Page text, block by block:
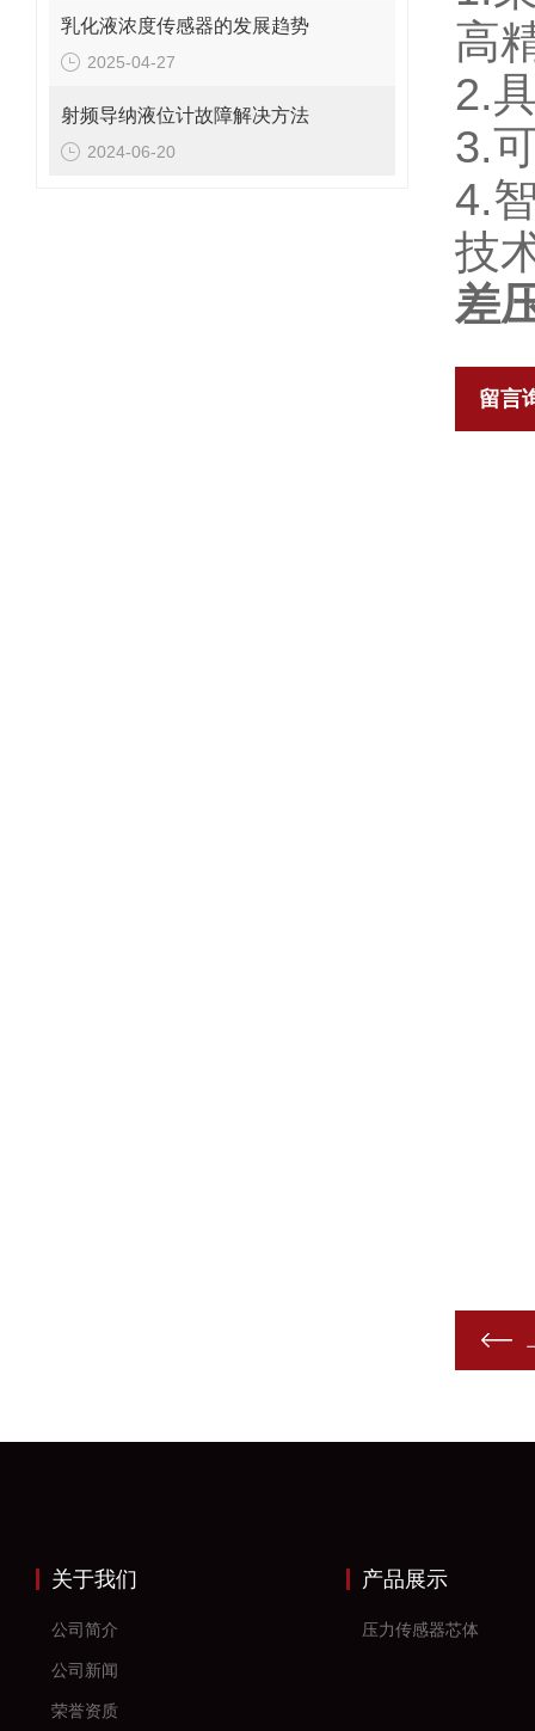
乳化液浓度传感器的发展趋势
2025-04-27
射频导纳液位计故障解决方法
2024-06-20
高
2.
3.
4.
技
差
留言
关于我们
公司简介
公司新闻
荣誉资质
产品展示
压力传感器芯体